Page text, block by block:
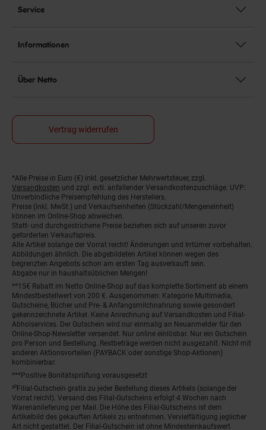
Service
Informationen
Über Netto
Vertrag widerrufen
Fußnoten
*Alle Preise in Euro (€) inkl. gesetzlicher Mehrwertsteuer, zzgl.
Versandkosten und zzgl. evtl. anfallender Versandkostenzuschläge. UVP:
Unverbindliche Preisempfehlung des Herstellers.
Preise (inkl. MwSt.) und Verkaufseinheiten (Stückzahl/Mengeneinheit)
können im Online-Shop abweichen.
Statt- und durchgestrichene Preise beziehen sich auf unseren zuvor
geforderten Verkaufspreis.
Alle Artikel solange der Vorrat reicht! Änderungen und Irrtümer vorbehalten.
Abbildungen ähnlich. Die abgebildeten Artikel können wegen des
begrenzten Angebots schon am ersten Tag ausverkauft sein.
Abgabe nur in haushaltsüblichen Mengen!
**15€ Rabatt im Netto Online-Shop auf das komplette Sortiment ab einem
Mindestbestellwert von 200 €. Ausgenommen: Kategorie Multimedia,
Gutscheine, Bücher und Pre- & Anfangsmilchnahrung sowie gesondert
gekennzeichnete Artikel. Keine Anrechnung auf Versandkosten und Filial-
Abholservices. Der Gutschein wird nur einmalig an Neuanmelder für den
Online-Shop-Newsletter versendet. Nur online einlösbar. Nur ein Gutschein
pro Person und Bestellung. Restbeträge werden nicht ausgezahlt. Nicht mit
anderen Aktionsvorteilen (PAYBACK oder sonstige Shop-Aktionen)
kombinierbar.
***Positive Bonitätsprüfung vorausgesetzt
²⁰Filial-Gutschein gratis zu jeder Bestellung dieses Artikels (solange der
Vorrat reicht). Versand des Filial-Gutscheins erfolgt 4 Wochen nach
Warenanlieferung per Mail. Die Höhe des Filial-Gutscheins ist dem
Artikelbild des gekauften Artikels zu entnehmen. Vervielfältigung jeglicher
Art nicht gestattet. Der Filial-Gutschein ist ohne Mindesteinkaufswert